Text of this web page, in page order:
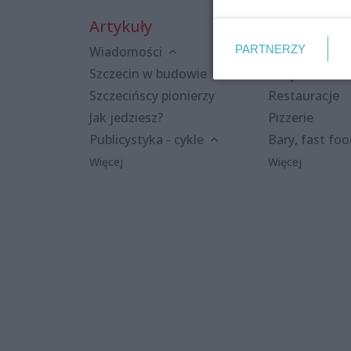
Artykuły
Wiadomości
Szczecin w budowie
Szczecińscy pionierzy
Jak jedziesz?
Publicystyka - cykle
Więcej
Kluby i
Restauracje
Pizzerie
Bary, fast
Więcej
PARTNERZY